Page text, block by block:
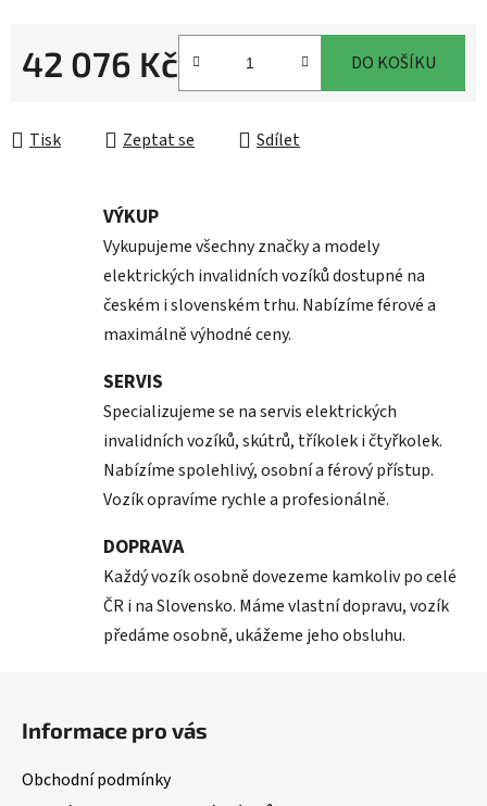
42 076 Kč DO KOŠÍKU
Tisk Zeptat se Sdílet
VÝKUP
Vykupujeme všechny značky a modely
elektrických invalidních vozíků dostupné na
českém i slovenském trhu. Nabízíme férové a
maximálně výhodné ceny.
SERVIS
Specializujeme se na servis elektrických
invalidních vozíků, skútrů, tříkolek i čtyřkolek.
Nabízíme spolehlivý, osobní a férový přístup.
Vozík opravíme rychle a profesionálně.
DOPRAVA
Každý vozík osobně dovezeme kamkoliv po celé
ČR i na Slovensko. Máme vlastní dopravu, vozík
předáme osobně, ukážeme jeho obsluhu.
Informace pro vás
Obchodní podmínky